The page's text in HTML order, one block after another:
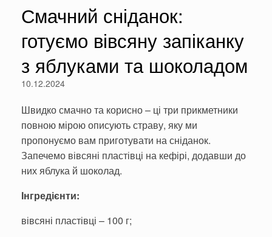
Смачний сніданок:
готуємо вівсяну запіканку
з яблуками та шоколадом
10.12.2024
Швидко смачно та корисно – ці три прикметники
повною мірою описують страву, яку ми
пропонуємо вам приготувати на сніданок.
Запечемо вівсяні пластівці на кефірі, додавши до
них яблука й шоколад.
Інгредієнти:
вівсяні пластівці – 100 г;